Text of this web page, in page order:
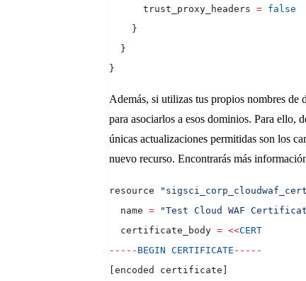
      trust_proxy_headers
= false
    }
  }
}
Además, si utilizas tus propios nombres de
para asociarlos a esos dominios. Para ello,
únicas actualizaciones permitidas son los
nuevo recurso. Encontrarás más
resource
  name
= "Test Cloud WAF
  certificate_body
= <<CERT
----- BEGIN CERTIFICATE -----
[encoded certificate]